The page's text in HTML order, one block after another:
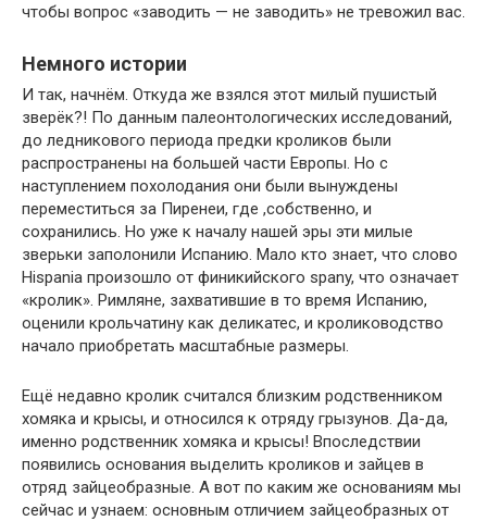
чтобы вопрос «заводить — не заводить» не тревожил вас.
Немного истории
И так, начнём. Откуда же взялся этот милый пушистый
зверёк?! По данным палеонтологических исследований,
до ледникового периода предки кроликов были
распространены на большей части Европы. Но с
наступлением похолодания они были вынуждены
переместиться за Пиренеи, где ,собственно, и
сохранились. Но уже к началу нашей эры эти милые
зверьки заполонили Испанию. Мало кто знает, что слово
Hispania произошло от финикийского spany, что означает
«кролик». Римляне, захватившие в то время Испанию,
оценили крольчатину как деликатес, и кролиководство
начало приобретать масштабные размеры.
Ещё недавно кролик считался близким родственником
хомяка и крысы, и относился к отряду грызунов. Да-да,
именно родственник хомяка и крысы! Впоследствии
появились основания выделить кроликов и зайцев в
отряд зайцеобразные. А вот по каким же основаниям мы
сейчас и узнаем: основным отличием зайцеобразных от